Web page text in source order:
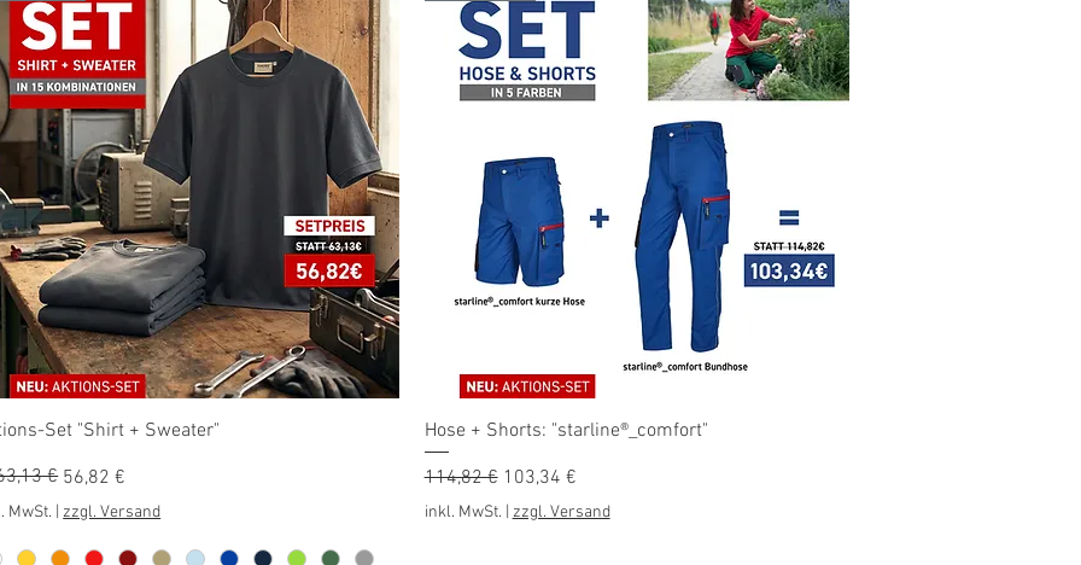
Schnellansicht
Set "Shirt + Sweater"
€ 56,82 €
Preis
MwSt. |zzgl. Versand
Schnellansicht
Hose + Shorts: "starline®_comfort"
Standardpreis
114,82 € Sale-Preis
103,34 €
inkl. MwSt. zzgl. Versand